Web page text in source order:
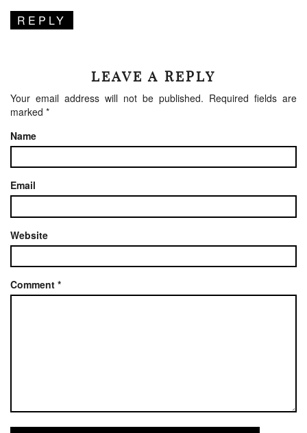
REPLY
LEAVE A REPLY
Your email address will not be published. Required fields are
marked *
Name
Email
Website
Comment *